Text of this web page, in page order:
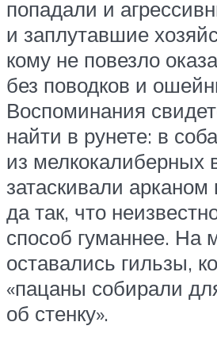
попадали и
и заплутавшие
кому не повезло
без поводков и
Воспоминания
найти в рунете: в
из мелкокалиберных
затаскивали арканом
да так, что
способ гуманнее. На
оставались гильзы,
«пацаны собирали
об стенку».